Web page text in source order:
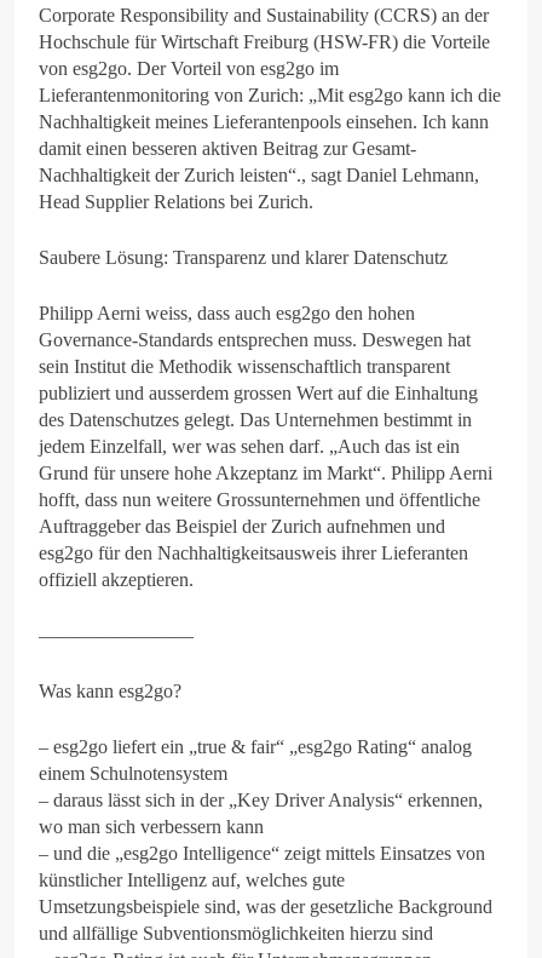
Corporate Responsibility and Sustainability (CCRS) an der
Hochschule für Wirtschaft Freiburg (HSW-FR) die Vorteile
von esg2go. Der Vorteil von esg2go im
Lieferantenmonitoring von Zurich: „Mit esg2go kann ich die
Nachhaltigkeit meines Lieferantenpools einsehen. Ich kann
damit einen besseren aktiven Beitrag zur Gesamt-
Nachhaltigkeit der Zurich leisten“., sagt Daniel Lehmann,
Head Supplier Relations bei Zurich.
Saubere Lösung: Transparenz und klarer Datenschutz
Philipp Aerni weiss, dass auch esg2go den hohen
Governance-Standards entsprechen muss. Deswegen hat
sein Institut die Methodik wissenschaftlich transparent
publiziert und ausserdem grossen Wert auf die Einhaltung
des Datenschutzes gelegt. Das Unternehmen bestimmt in
jedem Einzelfall, wer was sehen darf. „Auch das ist ein
Grund für unsere hohe Akzeptanz im Markt“. Philipp Aerni
hofft, dass nun weitere Grossunternehmen und öffentliche
Auftraggeber das Beispiel der Zurich aufnehmen und
esg2go für den Nachhaltigkeitsausweis ihrer Lieferanten
offiziell akzeptieren.
————————
Was kann esg2go?
– esg2go liefert ein „true & fair“ „esg2go Rating“ analog
einem Schulnotensystem
– daraus lässt sich in der „Key Driver Analysis“ erkennen,
wo man sich verbessern kann
– und die „esg2go Intelligence“ zeigt mittels Einsatzes von
künstlicher Intelligenz auf, welches gute
Umsetzungsbeispiele sind, was der gesetzliche Background
und allfällige Subventionsmöglichkeiten hierzu sind